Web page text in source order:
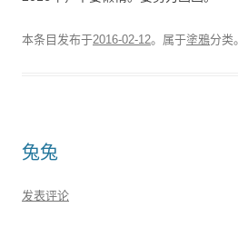
本条目发布于2016-02-12。属于塗鴉分类。
兔兔
发表评论